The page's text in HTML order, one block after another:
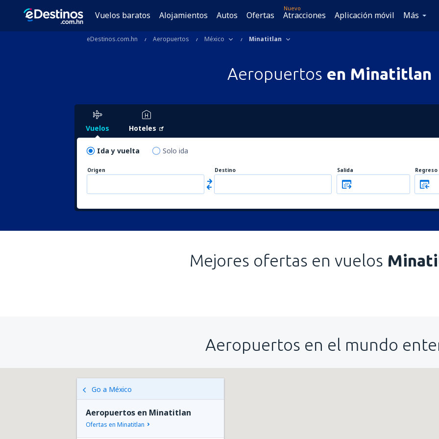
Vuelos baratos Alojamientos Autos Ofertas
Nuevo
Atracciones Aplicación móvil Más
eDestinos.com.hn Aeropuertos México Minatitlan
Aeropuertos en Minatitlan
Vuelos Hoteles
Ida y vuelta Solo ida
Origen Destino Salida Regreso
Mejores ofertas en vuelos
Aeropuertos en el mundo
Go a México
Aeropuertos en Minatitlan
Ofertas en Minatitlan